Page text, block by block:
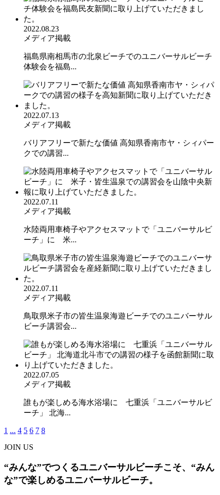
2022.08.23
メディア掲載
福島県南相馬市の北泉ビーチでのユニバーサルビーチ
体験会を福島...
2022.07.13
メディア掲載
バリアフリーで新たな価値 高知県香南市ヤ・シィパー
クでの講習...
2022.07.11
メディア掲載
水陸両用車椅子やアクセスマットで「ユニバーサルビ
ーチ」に 米...
2022.07.11
メディア掲載
鳥取県米子市の皆生温泉海遊ビーチでのユニバーサル
ビーチ講習会...
2022.07.05
メディア掲載
誰もが楽しめる海水浴場に 七重浜「ユニバーサルビ
ーチ」 北海...
1 ... 4 5 6 7 8
JOIN US
“みんな”でつくるユニバーサルビーチこそ、“みん
な”で楽しめるユニバーサルビーチ。